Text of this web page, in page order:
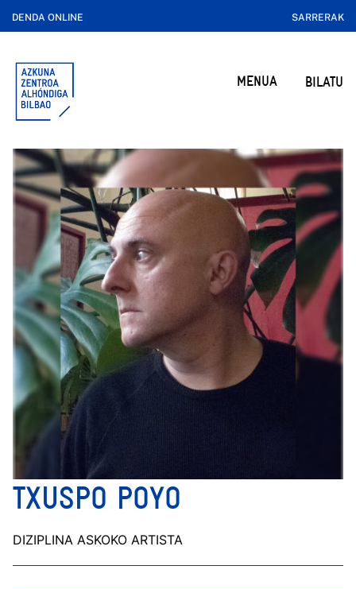
DENDA ONLINE SARRERAK
MENUA BILATU
TXUSPO POYO
DIZIPLINA ASKOKO ARTISTA